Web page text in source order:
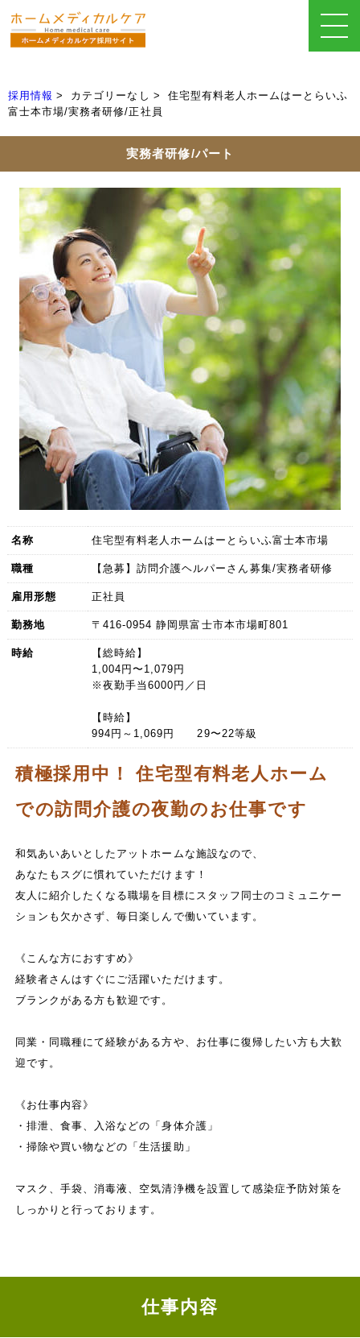
採用情報 カテゴリーなし
住宅型有料老人ホームはーとらいふ
富士本市場/実務者研修/正社員
実務者研修/パート
名称 住宅型有料老人ホームはーとらいふ富士本市場
職種 【急募】訪問介護ヘルパーさん募集/実務者研修
雇用形態 正社員
勤務地 〒416-0954 静岡県富士市本市場町801
時給
【総時給】
1,004円〜1,079円
※夜勤手当6000円／日
【時給】
994円～1,069円 29〜22等級
積極採用中！ 住宅型有料老人ホーム
での訪問介護の夜勤のお仕事です
和気あいあいとしたアットホームな施設なので、
あなたもスグに慣れていただけます！
友人に紹介したくなる職場を目標にスタッフ同士のコミュニケー
ションも欠かさず、毎日楽しんで働いています。
《こんな方におすすめ》
経験者さんはすぐにご活躍いただけます。
ブランクがある方も歓迎です。
同業・同職種にて経験がある方や、お仕事に復帰したい方も大歓
迎です。
《お仕事内容》
・排泄、食事、入浴などの「身体介護」
・掃除や買い物などの「生活援助」
マスク、手袋、消毒液、空気清浄機を設置して感染症予防対策を
しっかりと行っております。
仕事内容